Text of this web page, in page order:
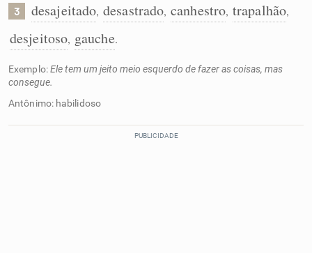
Sinônimos
3 desajeitado, desastrado, canhestro, trapalhão,
desjeitoso, gauche.
Exemplo:Ele tem um jeito meio esquerdo de fazer as coisas, mas
consegue.
Antônimo: habilidoso